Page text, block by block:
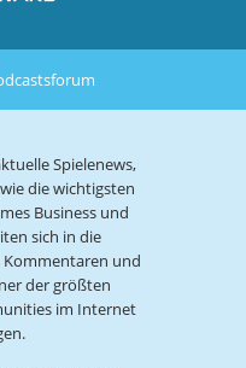
forum
Spielenews,
die wichtigsten
Business und
sich in die
Kommentaren und
der größten
im Internet